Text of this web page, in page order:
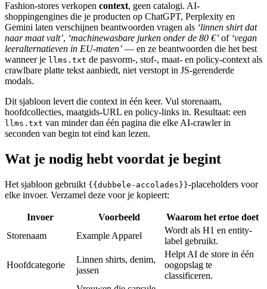
Fashion-stores verkopen context, geen catalogi. AI-
shoppingengines die je producten op ChatGPT, Perplexity en
Gemini laten verschijnen beantwoorden vragen als ‘linnen shirt dat
naar maat valt’, ‘machinewasbare jurken onder de 80 €’ of ‘vegan
leeralternatieven in EU-maten’ — en ze beantwoorden die het best
wanneer je llms.txt de pasvorm-, stof-, maat- en policy-context als
crawlbare platte tekst aanbiedt, niet verstopt in JS-gerenderde
modals.
Dit sjabloon levert die context in één keer. Vul storenaam,
hoofdcollecties, maatgids-URL en policy-links in. Resultaat: een
llms.txt van minder dan één pagina die elke AI-crawler in
seconden van begin tot eind kan lezen.
Wat je nodig hebt voordat je begint
Het sjabloon gebruikt {{dubbele-accolades}}-placeholders voor
elke invoer. Verzamel deze voor je kopieert:
Invoer Voorbeeld
Waarom het ertoe doet
Storenaam
Example Apparel
Wordt als H1 en entity-
label gebruikt.
Hoofdcategorie
Linnen shirts, denim,
jassen
Helpt AI de store in één
oogopslag te
classificeren.